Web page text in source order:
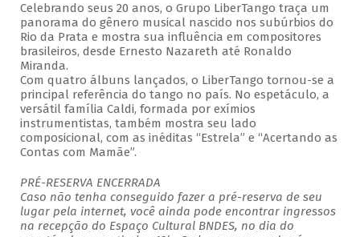
Celebrando seus 20 anos, o Grupo LiberTango traça um
panorama do gênero musical nascido nos subúrbios do
Rio da Prata e mostra sua influência em compositores
brasileiros, desde Ernesto Nazareth até Ronaldo
Miranda.
Com quatro álbuns lançados, o LiberTango tornou-se a
principal referência do tango no país. No espetáculo, a
versátil família Caldi, formada por exímios
instrumentistas, também mostra seu lado
composicional, com as inéditas “Estrela” e “Acertando as
Contas com Mamãe”.
PRÉ-RESERVA ENCERRADA
Caso não tenha conseguido fazer a pré-reserva de seu
lugar pela internet, você ainda pode encontrar ingressos
na recepção do Espaço Cultural BNDES, no dia do